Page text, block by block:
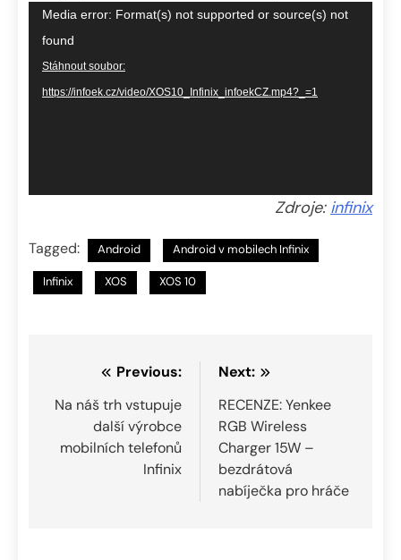
Video
přehrávač
Media error: Format(s) not supported or source(s) not
found
Stáhnout soubor:
https://infoek.cz/video/XOS10_Infinix_infoekCZ.mp4?_=1
Zdroje: infinix
Tagged: Android Android v mobilech Infinix
Infinix XOS XOS 10
Navigace
pro
příspěvek
Previous:
Na náš trh vstupuje
další výrobce
mobilních telefonů
Infinix
Next:
RECENZE: Yenkee
RGB Wireless
Charger 15W –
bezdrátová
nabíječka pro hráče